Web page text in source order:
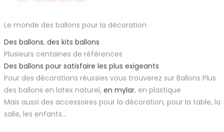
Le monde des ballons pour la décoration
Des ballons, des kits ballons
Plusieurs centaines de références
Des ballons pour satisfaire les plus exigeants
Pour des décorations réussies vous trouverez sur Ballons Plus
des ballons en latex naturel, en mylar, en plastique
Mais aussi des accessoires pour la décoration, pour la table, la
salle, les enfants...